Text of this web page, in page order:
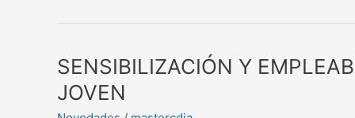
SENSIBILIZACIÓN Y
JOVEN
SENSIBILIZACIÓN
EMPLEABILIDAD